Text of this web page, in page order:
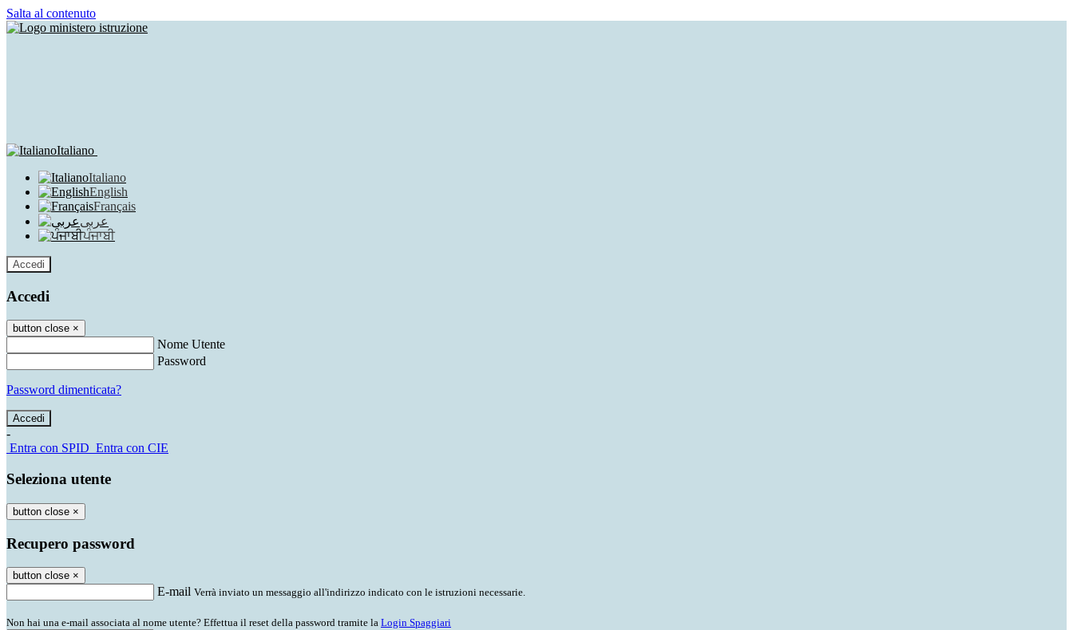
Salta al contenuto
Italiano
Italiano
English
Français
عربى
ਪੰਜਾਬੀ
Accedi
Accedi
button close ×
Nome Utente
Password
Password dimenticata?
-
Entra con SPID Entra con CIE
Seleziona utente
button close ×
Recupero password
button close ×
E-mail Verrà inviato un messaggio all'indirizzo indicato con le istruzioni necessarie.
Non hai una e-mail associata al nome utente? Effettua il reset della password tramite la Login Spaggiari